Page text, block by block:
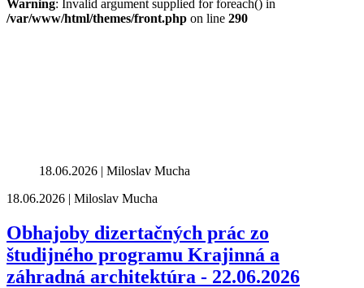
Warning: Invalid argument supplied for foreach() in
/var/www/html/themes/front.php on line 290
18.06.2026 | Miloslav Mucha
18.06.2026 | Miloslav Mucha
Obhajoby dizertačných prác zo
študijného programu Krajinná a
záhradná architektúra - 22.06.2026